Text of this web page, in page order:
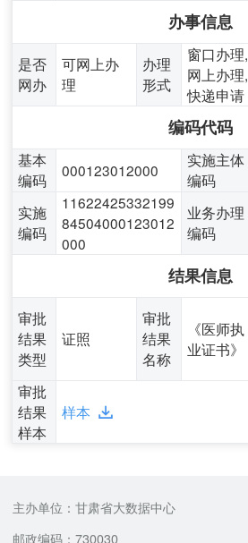
办事信息
是否
网办
可网上办
理
办理
形式
窗口办理,
网上办理,
快递申请
编码代码
基本
编码
000123012000
实施主体
编码
实施
编码
11622425332199
84504000123012
000
业务办理
编码
结果信息
审批
结果
类型
证照
审批
结果
名称
《医师执
业证书》
审批
结果
样本
样本
主办单位：甘肃省大数据中心
邮政编码：730030